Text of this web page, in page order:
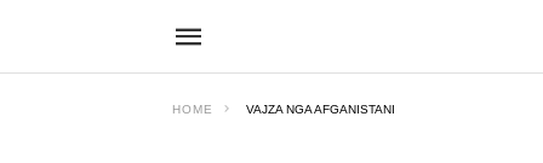
HOME VAJZA NGA AFGANISTANI